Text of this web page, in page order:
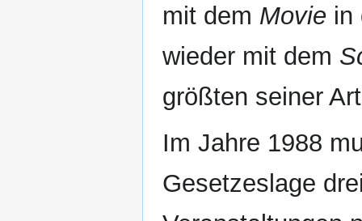
mit dem Movie in
wieder mit dem
größten seiner
Im Jahre 1988
Gesetzeslage